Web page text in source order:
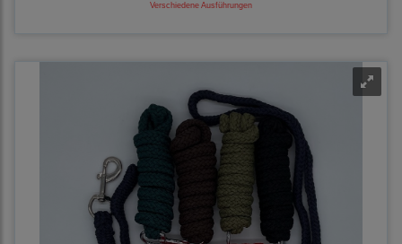
Verschiedene Ausführungen